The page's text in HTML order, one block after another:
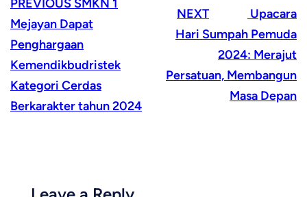
PREVIOUS SMKN 1
Mejayan Dapat
Penghargaan
Kemendikbudristek
Kategori Cerdas
Berkarakter tahun 2024
NEXT
Upacara
Hari Sumpah Pemuda
2024: Merajut
Persatuan, Membangun
Masa Depan